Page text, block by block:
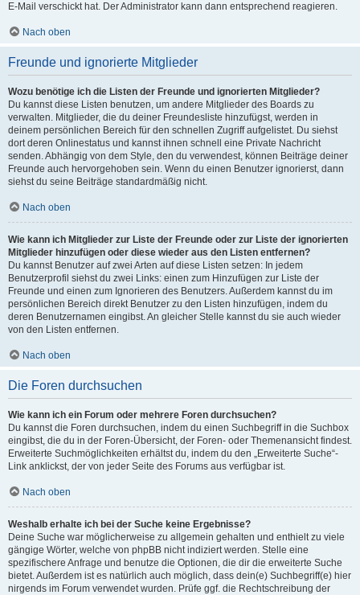
E-Mail verschickt hat. Der Administrator kann dann entsprechend reagieren.
Nach oben
Freunde und ignorierte Mitglieder
Wozu benötige ich die Listen der Freunde und ignorierten Mitglieder?
Du kannst diese Listen benutzen, um andere Mitglieder des Boards zu
verwalten. Mitglieder, die du deiner Freundesliste hinzufügst, werden in
deinem persönlichen Bereich für den schnellen Zugriff aufgelistet. Du siehst
dort deren Onlinestatus und kannst ihnen schnell eine Private Nachricht
senden. Abhängig von dem Style, den du verwendest, können Beiträge deiner
Freunde auch hervorgehoben sein. Wenn du einen Benutzer ignorierst, dann
siehst du seine Beiträge standardmäßig nicht.
Nach oben
Wie kann ich Mitglieder zur Liste der Freunde oder zur Liste der ignorierten
Mitglieder hinzufügen oder diese wieder aus den Listen entfernen?
Du kannst Benutzer auf zwei Arten auf diese Listen setzen: In jedem
Benutzerprofil siehst du zwei Links: einen zum Hinzufügen zur Liste der
Freunde und einen zum Ignorieren des Benutzers. Außerdem kannst du im
persönlichen Bereich direkt Benutzer zu den Listen hinzufügen, indem du
deren Benutzernamen eingibst. An gleicher Stelle kannst du sie auch wieder
von den Listen entfernen.
Nach oben
Die Foren durchsuchen
Wie kann ich ein Forum oder mehrere Foren durchsuchen?
Du kannst die Foren durchsuchen, indem du einen Suchbegriff in die Suchbox
eingibst, die du in der Foren-Übersicht, der Foren- oder Themenansicht findest.
Erweiterte Suchmöglichkeiten erhältst du, indem du den „Erweiterte Suche“-
Link anklickst, der von jeder Seite des Forums aus verfügbar ist.
Nach oben
Weshalb erhalte ich bei der Suche keine Ergebnisse?
Deine Suche war möglicherweise zu allgemein gehalten und enthielt zu viele
gängige Wörter, welche von phpBB nicht indiziert werden. Stelle eine
spezifischere Anfrage und benutze die Optionen, die dir die erweiterte Suche
bietet. Außerdem ist es natürlich auch möglich, dass dein(e) Suchbegriff(e) hier
nirgends im Forum verwendet wurden. Prüfe ggf. die Rechtschreibung der